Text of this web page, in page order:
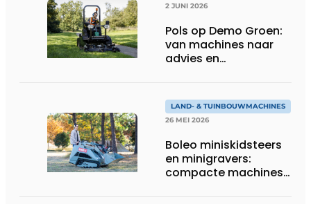
2 JUNI 2026
Pols op Demo Groen:
van machines naar
advies en
LAND- & TUINBOUWMACHINES
26 MEI 2026
Boleo miniskidsteers
en minigravers:
compacte machines